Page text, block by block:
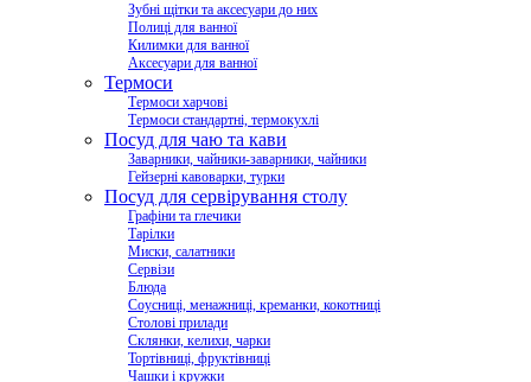
Зубні щітки та аксесуари до них
Полиці для ванної
Килимки для ванної
Аксесуари для ванної
Термоси
Термоси харчові
Термоси стандартні, термокухлі
Посуд для чаю та кави
Заварники, чайники-заварники, чайники
Гейзерні кавоварки, турки
Посуд для сервірування столу
Графіни та глечики
Тарілки
Миски, салатники
Сервізи
Блюда
Соусниці, менажниці, креманки, кокотниці
Столові прилади
Склянки, келихи, чарки
Тортівниці, фруктівниці
Чашки і кружки